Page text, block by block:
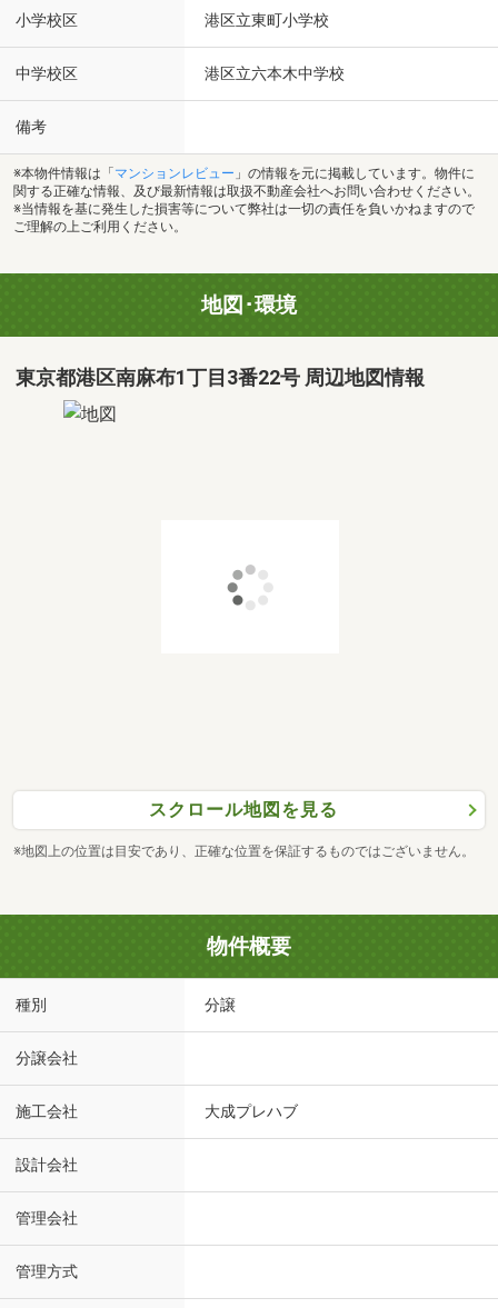
小学校区 港区立東町小学校
中学校区 港区立六本木中学校
備考
※本物件情報は「 マンションレビュー 」の情報を元に掲載しています。物件に
関する正確な情報、及び最新情報は取扱不動産会社へお問い合わせください。
※当情報を基に発生した損害等について弊社は一切の責任を負いかねますので
ご理解の上ご利用ください。
地図･環境
東京都港区南麻布1丁目3番22号 周辺地図情報
スクロール地図を見る
※地図上の位置は目安であり、正確な位置を保証するものではございません。
物件概要
種別 分譲
分譲会社
施工会社 大成プレハブ
設計会社
管理会社
管理方式